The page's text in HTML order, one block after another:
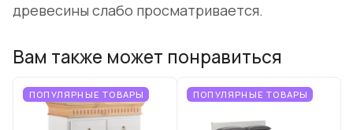
древесины слабо просматривается.
Вам также может понравиться
ПОПУЛЯРНЫЕ ТОВАРЫ ПОПУЛЯРНЫЕ ТОВАРЫ